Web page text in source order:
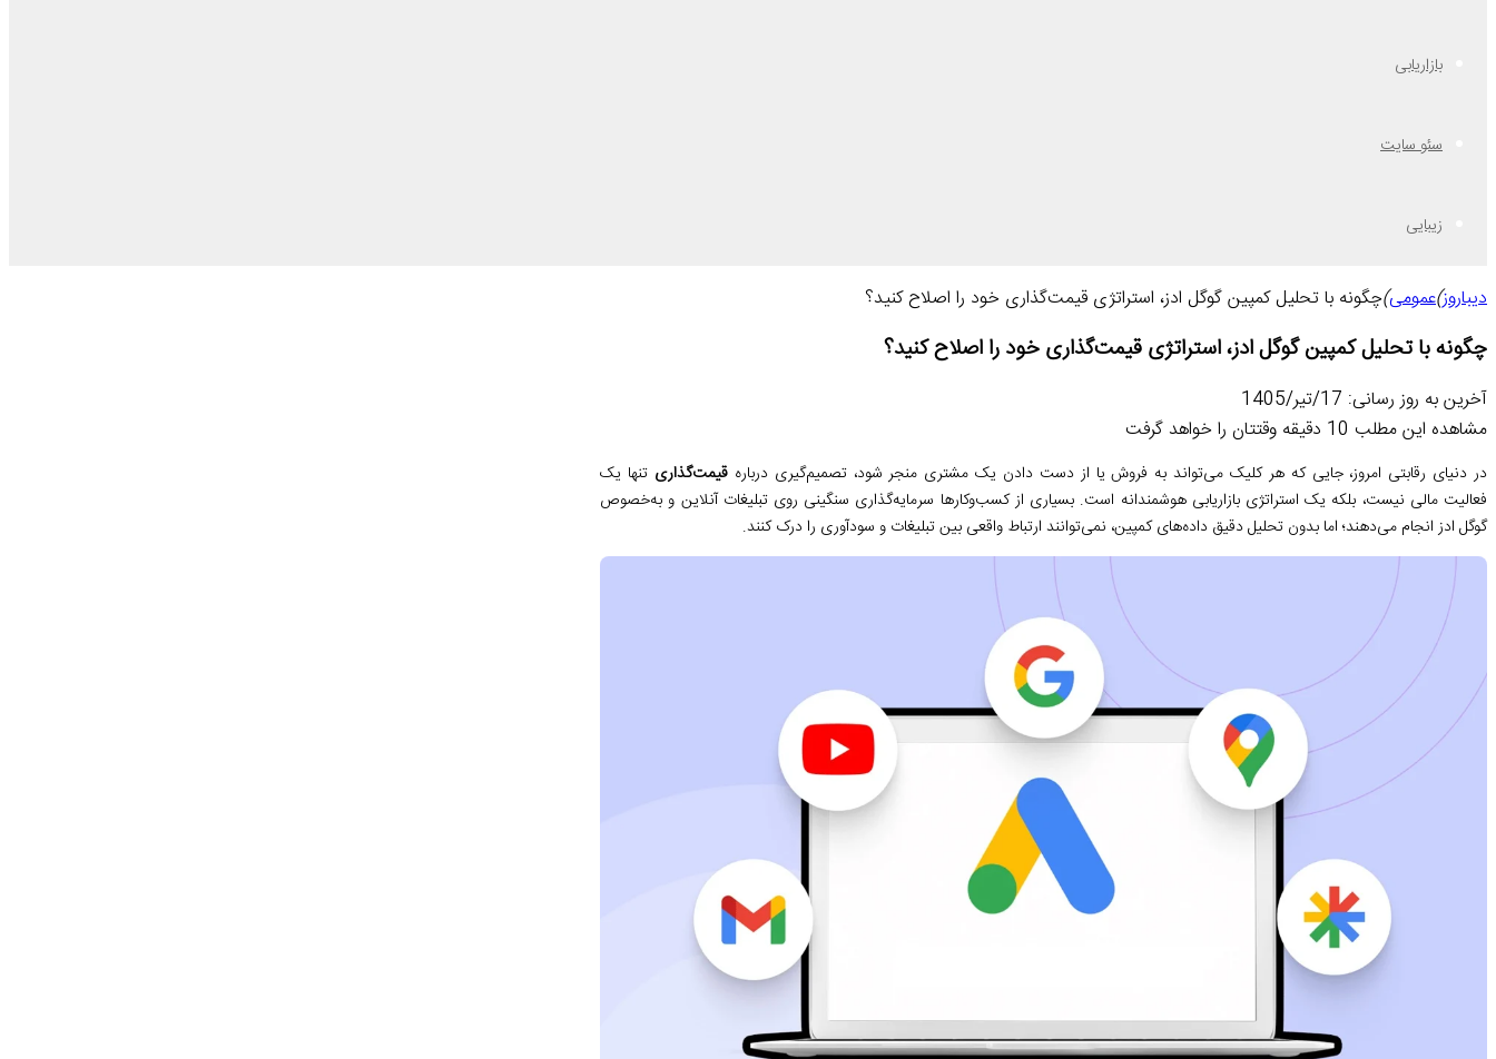
بازاریابی
سئو سایت
زیبایی
دیباروز)عمومی)چگونه با تحلیل کمپین گوگل ادز، استراتژی قیمت‌گذاری خود را اصلاح کنید؟
چگونه با تحلیل کمپین گوگل ادز، استراتژی قیمت‌گذاری خود را اصلاح کنید؟
آخرین به روز رسانی: 17/تیر/1405
مشاهده این مطلب 10 دقیقه وقتتان را خواهد گرفت
در دنیای رقابتی امروز، جایی که هر کلیک می‌تواند به فروش یا از دست دادن یک مشتری منجر شود، تصمیم‌گیری دربارهقیمت‌گذاری تنها یک
فعالیت مالی نیست، بلکه یک استراتژی بازاریابی هوشمندانه است. بسیاری از کسب‌وکارها سرمایه‌گذاری سنگینی روی تبلیغات آنلاین و به‌خصوص
گوگل ادز انجام می‌دهند؛ اما بدون تحلیل دقیق داده‌های کمپین، نمی‌توانند ارتباط واقعی بین تبلیغات و سودآوری را درک کنند.